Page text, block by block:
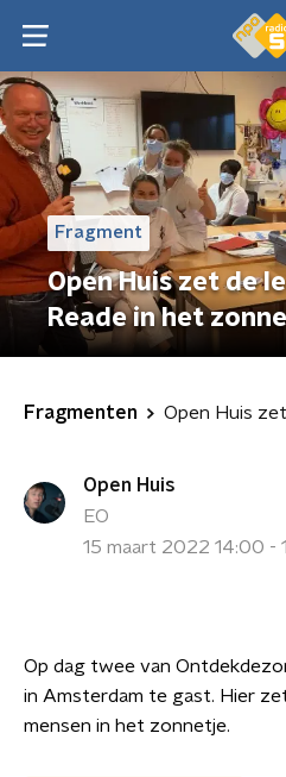
Fragment
Open Huis zet de
Reade in het
Fragmenten
Open Huis
EO
15 maart 2022 14:00 -
Op dag twee van
in Amsterdam te gast. Hier
mensen in het zonnetje.